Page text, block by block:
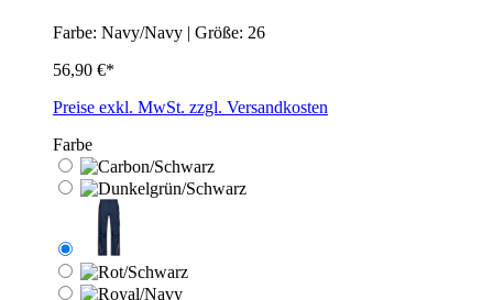
Farbe: Navy/Navy | Größe: 26
56,90 €*
Preise exkl. MwSt. zzgl. Versandkosten
Farbe